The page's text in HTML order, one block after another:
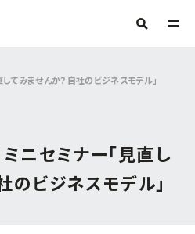
会 IOT 専門家派遣
相談
スフォーメーション
ビヨンドコロナ
てみませんか？自社のビジネスモデル」
ミニセミナー「見直し
のビジネスモデル」